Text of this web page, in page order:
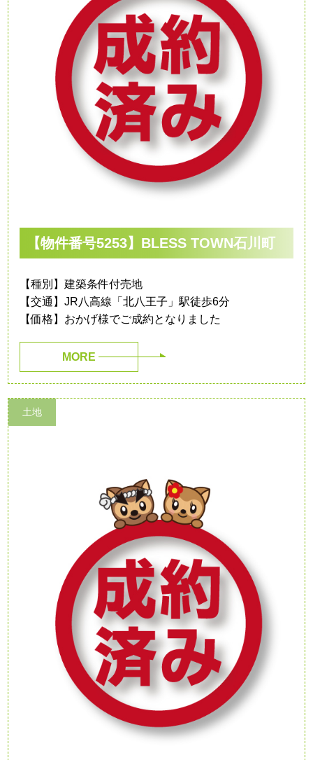
【物件番号5253】BLESS TOWN石川町
【種別】建築条件付売地
【交通】JR八高線「北八王子」駅徒歩6分
【価格】おかげ様でご成約となりました
MORE
土地